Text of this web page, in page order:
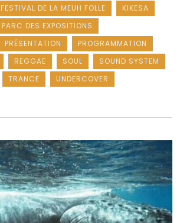
FESTIVAL DE LA MEUH FOLLE
KIKESA
PARC DES EXPOSITIONS
PRÉSENTATION
PROGRAMMATION
REGGAE SOUL
SOUND SYSTEM
TRANCE UNDERCOVER